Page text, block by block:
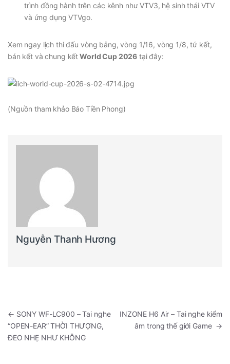
trình đồng hành trên các kênh như VTV3, hệ sinh thái VTV
và ứng dụng VTVgo.
Xem ngay lịch thi đấu vòng bảng, vòng 1/16, vòng 1/8, tứ kết,
bán kết và chung kếtWorld Cup 2026 tại đây:
(Nguồn tham khảo Báo Tiền Phong)
Nguyễn Thanh Hương
Điều hướng bài viết
← SONY WF-LC900 – Tai nghe
“OPEN-EAR” THỜI THƯỢNG,
ĐEO NHẸ NHƯ KHÔNG
INZONE H6 Air – Tai nghe kiểm
âm trong thế giới Game →